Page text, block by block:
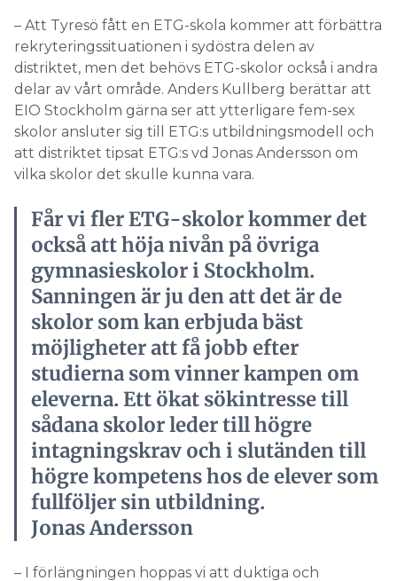
– Att Tyresö fått en ETG-skola kommer att förbättra
rekryteringssituationen i sydöstra delen av
distriktet, men det behövs ETG-skolor också i andra
delar av vårt område. Anders Kullberg berättar att
EIO Stockholm gärna ser att ytterligare fem-sex
skolor ansluter sig till ETG:s utbildningsmodell och
att distriktet tipsat ETG:s vd Jonas Andersson om
vilka skolor det skulle kunna vara.
Får vi fler ETG-skolor kommer det
också att höja nivån på övriga
gymnasieskolor i Stockholm.
Sanningen är ju den att det är de
skolor som kan erbjuda bäst
möjligheter att få jobb efter
studierna som vinner kampen om
eleverna. Ett ökat sökintresse till
sådana skolor leder till högre
intagningskrav och i slutänden till
högre kompetens hos de elever som
fullföljer sin utbildning.
Jonas Andersson
– I förlängningen hoppas vi att duktiga och